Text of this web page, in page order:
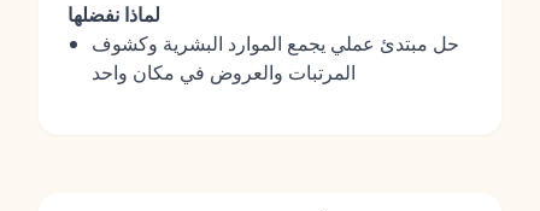
لماذا نفضلها
حل مبتدئ عملي يجمع الموارد البشرية وكشوف
المرتبات والعروض في مكان واحد